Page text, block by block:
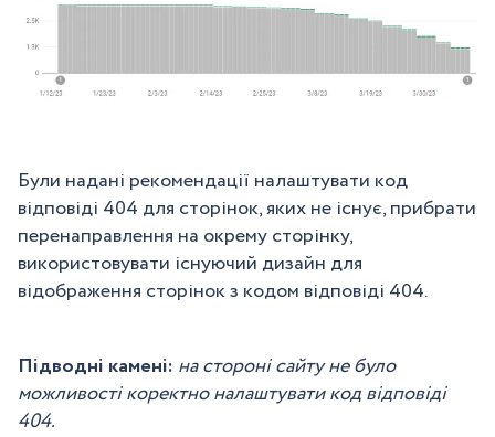
Були надані рекомендації налаштувати код
відповіді 404 для сторінок, яких не існує, прибрати
перенаправлення на окрему сторінку,
використовувати існуючий дизайн для
відображення сторінок з кодом відповіді 404.
Підводні камені: на стороні сайту не було
можливості коректно налаштувати код відповіді
404.